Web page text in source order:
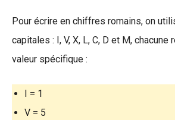
Pour écrire en chiffres romains, on
capitales : I, V, X, L, C, D et M, chacune
valeur spécifique :
I = 1
V = 5